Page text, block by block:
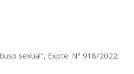
sexual", Expte. N° 918/2022;